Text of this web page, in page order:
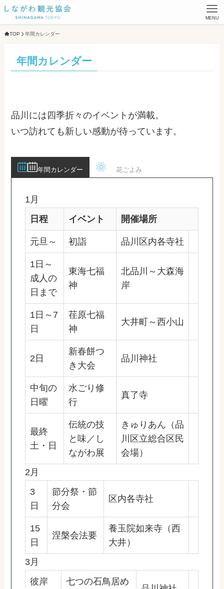
MENU
TOP 年間カレンダー
年間カレンダー
品川には四季折々のイベントが満載。
いつ訪れても新しい感動が待っています。
年間カレンダー 花ごよみ
1月
日程
イベント 開催場所
元旦～ 初詣 品川区内各寺社
1日～
成人の
日まで
東海七福
神
北品川～大森海
岸
1日～7
日
荏原七福
神
大井町～西小山
2日
新春餅つ
き大会
品川神社
中旬の
日曜
水ごり修
行
真了寺
最終
土・日
伝統の技
と味／し
ながわ展
きゅりあん（品
川区立総合区民
会場）
2月
3
日
節分祭・節
分会
区内各寺社
15
日
涅槃会法要
養玉院如来寺（西
大井）
3月
彼岸
七つの石鳥居め